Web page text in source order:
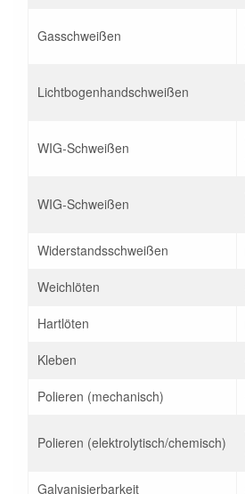
Gasschweißen
Lichtbogenhandschweißen
WIG-Schweißen
WIG-Schweißen
Widerstandsschweißen
Weichlöten
Hartlöten
Kleben
Polieren (mechanisch)
Polieren (elektrolytisch/chemisch)
Galvanisierbarkeit